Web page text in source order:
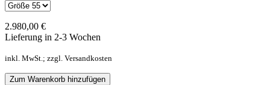
2.980,00 €
Lieferung in 2-3 Wochen
inkl. MwSt.; zzgl. Versandkosten
Zum Warenkorb hinzufügen